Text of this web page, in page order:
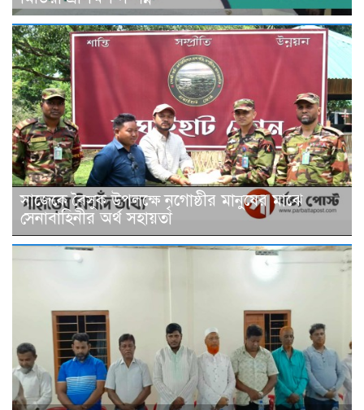
সাজেকে বৈসুক উপলক্ষে নৃগোষ্ঠীর মানুষের মাঝে
সেনাবাহিনীর অর্থ সহায়তা